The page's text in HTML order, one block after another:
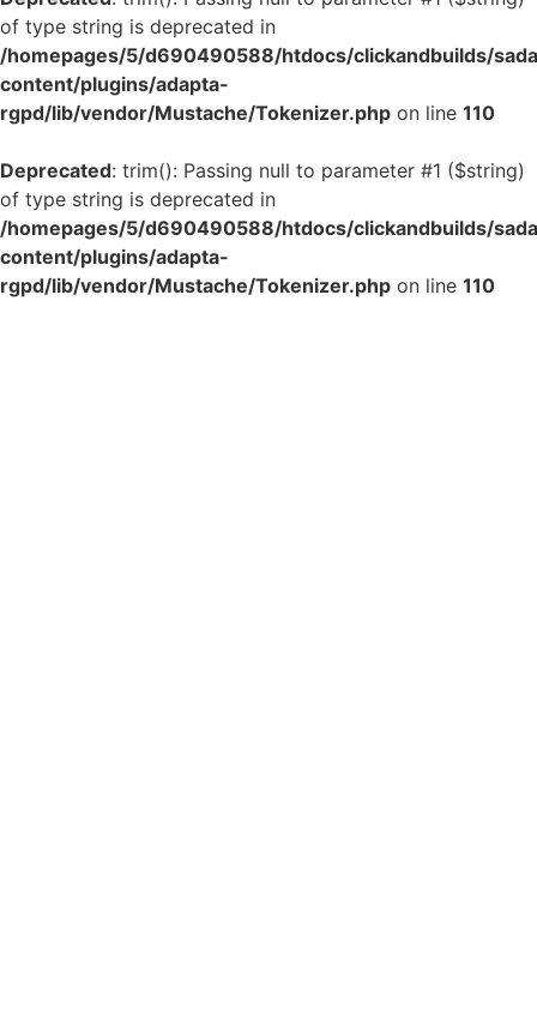
of type string is deprecated in
/homepages/5/d690490588/htdocs/clickandbuilds/
content/plugins/adapta-
rgpd/lib/vendor/Mustache/Tokenizer.php on line 110
Deprecated: trim(): Passing null to parameter #1 ($string)
of type string is deprecated in
/homepages/5/d690490588/htdocs/clickandbuilds/
content/plugins/adapta-
rgpd/lib/vendor/Mustache/Tokenizer.php on line 110